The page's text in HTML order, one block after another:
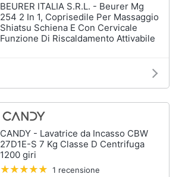
BEURER ITALIA S.R.L. - Beurer Mg
254 2 In 1, Coprisedile Per Massaggio
Shiatsu Schiena E Con Cervicale
Funzione Di Riscaldamento Attivabile
CANDY - Lavatrice da Incasso CBW
27D1E-S 7 Kg Classe D Centrifuga
1200 giri
1 recensione